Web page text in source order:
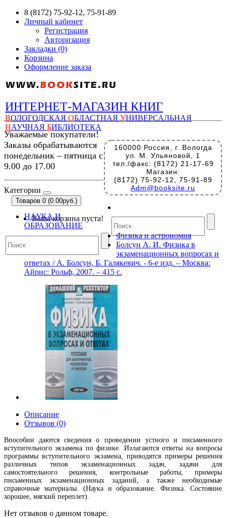
8 (8172) 75-92-12, 75-91-89
Личный кабинет
Регистрация
Авторизация
Закладки (0)
Корзина
Оформление заказа
ИНТЕРНЕТ-МАГАЗИН КНИГ
ВОЛОГОДСКАЯ ОБЛАСТНАЯ УНИВЕРСАЛЬНАЯ
НАУЧНАЯ БИБЛИОТЕКА
160000 Россия, г. Вологда
ул. М. Ульяновой, 1
тел./факс: (8172) 21-17-69
Магазин:
(8172) 75-92-12, 75-91-89
Adm@booksite.ru
Уважаемые покупатели!
Заказы обрабатываются
понедельник – пятница с
9.00 до 17.00
Категории
Товаров 0 (0.00руб.)
Ваша корзина пуста!
НАУКА И
ОБРАЗОВАНИЕ
Физика и астрономия
Болсун А. И. Физика в
экзаменационных вопросах и
ответах / А. Болсун, Б. Галякевич. - 6-е изд. – Москва:
Айрис: Рольф, 2007. – 415 с.
Описание
Отзывов (0)
Впособии даются сведения о проведении устного и письменного
вступительного экзамена по физике. Излагаются ответы на вопросы
программы вступительного экзамена, приводятся примеры решения
различных типов экзаменационных задач, задачи для
самостоятельного решения, контрольные работы, примеры
письменных экзаменационных заданий, а также необходимые
справочные материалы. (Наука и образование. Физика. Состояние
хорошее, мягкий переплет).
Нет отзывов о данном товаре.